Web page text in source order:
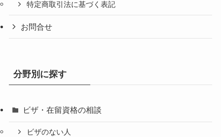
特定商取引法に基づく表記
お問合せ
分野別に探す
ビザ・在留資格の相談
ビザのない人